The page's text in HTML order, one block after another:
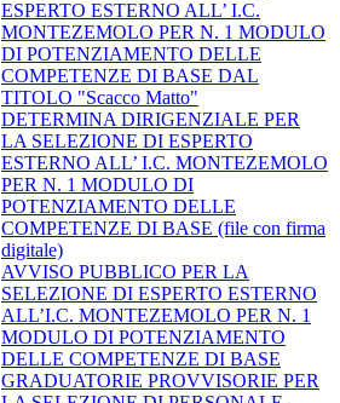
ESPERTO ESTERNO ALL’ I.C.
MONTEZEMOLO PER N. 1 MODULO
DI POTENZIAMENTO DELLE
COMPETENZE DI BASE DAL
TITOLO "Scacco Matto"
DETERMINA DIRIGENZIALE PER
LA SELEZIONE DI ESPERTO
ESTERNO ALL’ I.C. MONTEZEMOLO
PER N. 1 MODULO DI
POTENZIAMENTO DELLE
COMPETENZE DI BASE (file con firma
digitale)
AVVISO PUBBLICO PER LA
SELEZIONE DI ESPERTO ESTERNO
ALL’I.C. MONTEZEMOLO PER N. 1
MODULO DI POTENZIAMENTO
DELLE COMPETENZE DI BASE
GRADUATORIE PROVVISORIE PER